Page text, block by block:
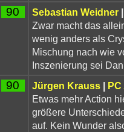
90 Sebastian Weidner
Zwar macht das
wenig anders als
Mischung nach wie
Inszenierung sei
90 Jürgen Krauss|
Etwas mehr Action
größere
auf. Kein Wunder